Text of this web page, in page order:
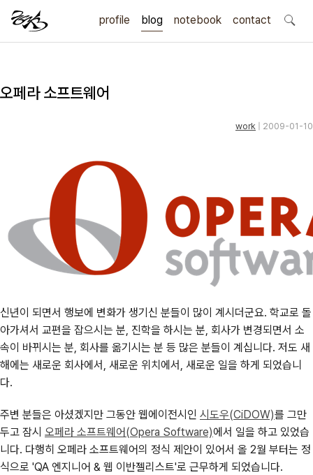
profile blog notebook contact
search
오페라 소프트웨어
work | 2009-01-10
신년이 되면서 행보에 변화가 생기신 분들이 많이 계시더군요. 학교로 돌
아가셔서 교편을 잡으시는 분, 진학을 하시는 분, 회사가 변경되면서 소
속이 바뀌시는 분, 회사를 옮기시는 분 등 많은 분들이 계십니다. 저도 새
해에는 새로운 회사에서, 새로운 위치에서, 새로운 일을 하게 되었습니
다.
주변 분들은 아셨겠지만 그동안 웹에이전시인 시도우(CiDOW)를 그만
두고 잠시 오페라 소프트웨어(Opera Software)에서 일을 하고 있었습
니다. 다행히 오페라 소프트웨어의 정식 제안이 있어서 올 2월 부터는 정
식으로 'QA 엔지니어 & 웹 이반젤리스트'로 근무하게 되었습니다.